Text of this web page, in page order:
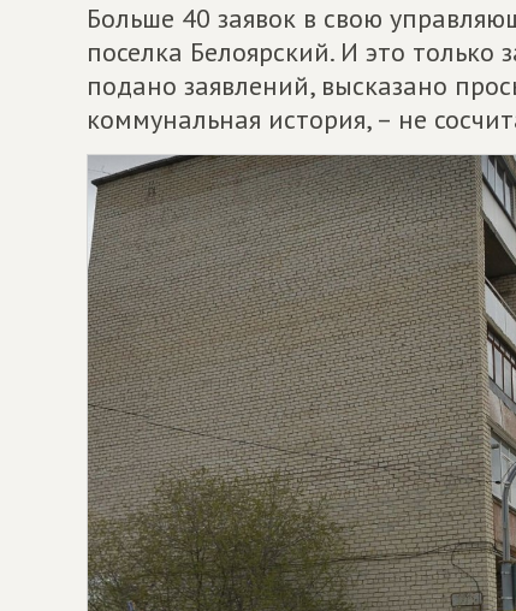
Больше 40 заявок в свою
поселка Белоярский. И это
подано заявлений, высказано
коммунальная история, – не